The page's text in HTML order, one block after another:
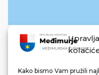
Kako bismo Vam pružili